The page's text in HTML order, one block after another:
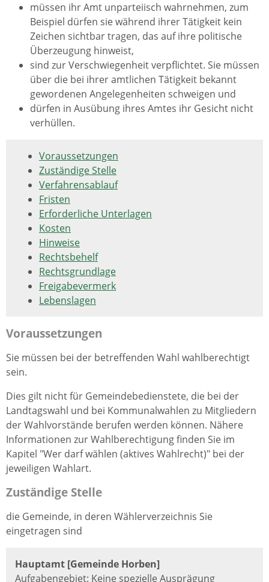
müssen ihr Amt unparteiisch wahrnehmen, zum
Beispiel dürfen sie während ihrer Tätigkeit kein
Zeichen sichtbar tragen, das auf ihre politische
Überzeugung hinweist,
sind zur Verschwiegenheit verpflichtet. Sie müssen
über die bei ihrer amtlichen Tätigkeit bekannt
gewordenen Angelegenheiten schweigen und
dürfen in Ausübung ihres Amtes ihr Gesicht nicht
verhüllen.
Voraussetzungen
Zuständige Stelle
Verfahrensablauf
Fristen
Erforderliche Unterlagen
Kosten
Hinweise
Rechtsbehelf
Rechtsgrundlage
Freigabevermerk
Lebenslagen
Voraussetzungen
Sie müssen bei der betreffenden Wahl wahlberechtigt
sein.
Dies gilt nicht für Gemeindebedienstete, die bei der
Landtagswahl und bei Kommunalwahlen zu Mitgliedern
der Wahlvorstände berufen werden können. Nähere
Informationen zur Wahlberechtigung finden Sie im
Kapitel "Wer darf wählen (aktives Wahlrecht)" bei der
jeweiligen Wahlart.
Zuständige Stelle
die Gemeinde, in deren Wählerverzeichnis Sie
eingetragen sind
Hauptamt [Gemeinde Horben]
Aufgabengebiet: Keine spezielle Ausprägung